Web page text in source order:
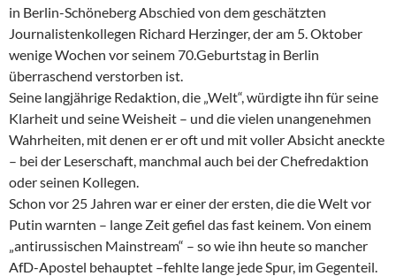
in Berlin-Schöneberg Abschied von dem geschätzten
Journalistenkollegen Richard Herzinger, der am 5. Oktober
wenige Wochen vor seinem 70.Geburtstag in Berlin
überraschend verstorben ist.
Seine langjährige Redaktion, die „Welt“, würdigte ihn für seine
Klarheit und seine Weisheit – und die vielen unangenehmen
Wahrheiten, mit denen er er oft und mit voller Absicht aneckte
– bei der Leserschaft, manchmal auch bei der Chefredaktion
oder seinen Kollegen.
Schon vor 25 Jahren war er einer der ersten, die die Welt vor
Putin warnten – lange Zeit gefiel das fast keinem. Von einem
„antirussischen Mainstream“ – so wie ihn heute so mancher
AfD-Apostel behauptet –fehlte lange jede Spur, im Gegenteil.